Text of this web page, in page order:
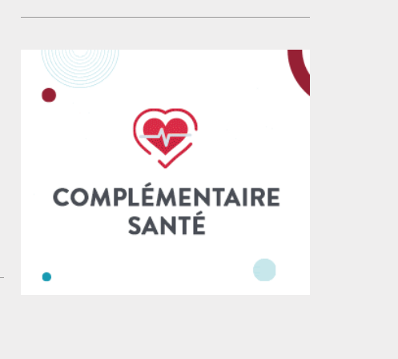
environnementale par la cour administrative
d’appel de Bordeaux le 18 décembre 2024).
L’enquête de l’Inspection générale de la
gendarmerie nationale, qui disposait de ces
dizaines d’heures de vidéos), pourtant saisie
dernière décennie. Depuis 2020, ces chiffres
la modification législative issue de la loi du 28
février 2017, qui a assoupli les conditions
d’utilisation des armes à feu par les forces de
l’ordre. Comme le soulignent notamment des
chercheurs et chercheuses, la comparaison
avec d’autres Etats européens montrent la
spécificité de la situation française : quand
l’Allemagne compte un tué à la suite d’un refus
d’obtempérer en dix ans, la France en a connu
seize depuis dix-huit mois1. Cette comparaison
pratiques policières en France et de promouvoir